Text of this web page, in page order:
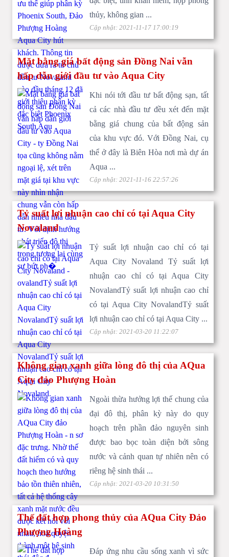
Giá shophouse Aqua City
AQua City Đảo Phượng Hoàng
Aqua City Elite 2
thủy, không gian ...
Cập nhật: 2021-11-17 17:00:19
Mặt bằng giá bất động sản Đồng Nai vẫn
hấp dẫn giới đầu tư vào Aqua City
Khi nói tới đầu tư bất động sạn, tất
cả các nhà đầu tư đều xét đến mặt
bằng giá chung của bất động sản
của khu vực đó. Với Đồng Nai, cụ
thể ở đây là Biên Hòa nơi mà dự án
Aqua ...
Cập nhật: 2021-11-16 22:57:26
Tỷ suất lợi nhuận cao chỉ có tại Aqua City
Novaland
Tỷ suất lợi nhuận cao chỉ có tại
Aqua City Novaland Tỷ suất lợi
nhuận cao chỉ có tại Aqua City
NovalandTỷ suất lợi nhuận cao chỉ
có tại Aqua City NovalandTỷ suất
lợi nhuận cao chỉ có tại Aqua City ...
Cập nhật: 2021-03-20 11:22:07
Không gian xanh giữa lòng đô thị của AQua
City đảo Phượng Hoàn
Ngoài thừa hưởng lợi thế chung của
đại đô thị, phân kỳ này do quy
hoạch trên phần đảo nguyên sinh
được bao bọc toàn diện bởi sông
nước và cảnh quan tự nhiên nên có
riêng hệ sinh thái ...
Cập nhật: 2021-03-20 10:31:50
Thế đất hợp phong thủy của AQua City Đảo
Phượng Hoàng
Đáp ứng nhu cầu sống xanh vì sức